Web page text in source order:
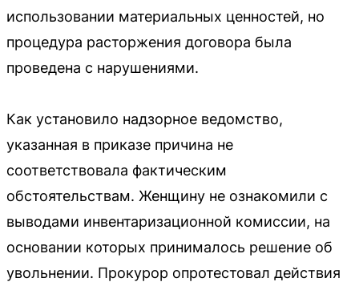
использовании материальных ценностей, но
процедура расторжения договора была
проведена с нарушениями.
Как установило надзорное ведомство,
указанная в приказе причина не
соответствовала фактическим
обстоятельствам. Женщину не ознакомили с
выводами инвентаризационной комиссии, на
основании которых принималось решение об
увольнении. Прокурор опротестовал действия